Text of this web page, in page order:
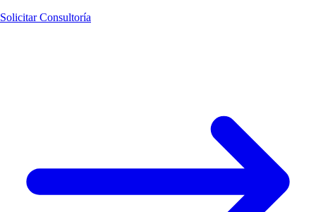
Solicitar Consultoría